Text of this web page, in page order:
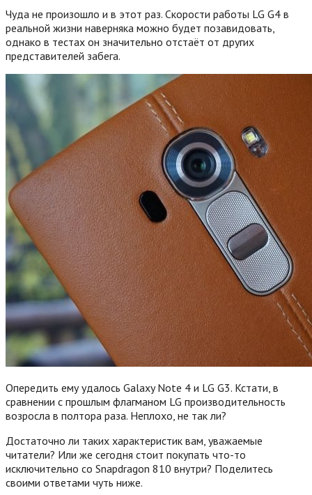
Чуда не произошло и в этот раз. Скорости работы LG G4 в
реальной жизни наверняка можно будет позавидовать,
однако в тестах он значительно отстаёт от других
представителей забега.
Опередить ему удалось Galaxy Note 4 и LG G3. Кстати, в
сравнении с прошлым флагманом LG производительность
возросла в полтора раза. Неплохо, не так ли?
Достаточно ли таких характеристик вам, уважаемые
читатели? Или же сегодня стоит покупать что-то
исключительно со Snapdragon 810 внутри? Поделитесь
своими ответами чуть ниже.